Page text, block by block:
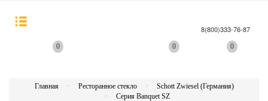
8(800)333-76-87
0 0 0
Главная Ресторанное стекло
Schott Zwiesel (Германия)
Серия Banquet SZ